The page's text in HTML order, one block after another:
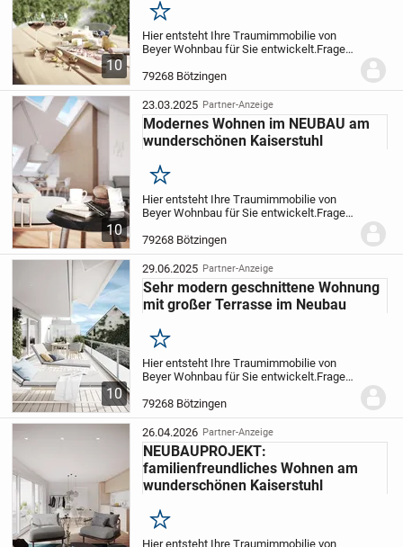
10
Merken
Hier entsteht Ihre Traumimmobilie von
Beyer Wohnbau für Sie entwickelt.Fragen
um sich für die 2026 entstehenden
Wohnungen voranzumelden.Das
Mehrfamilienha...
79268 Bötzingen
10
23.03.2025 Partner-Anzeige
Modernes Wohnen im NEUBAU am
wunderschönen Kaiserstuhl
Merken
Hier entsteht Ihre Traumimmobilie von
Beyer Wohnbau für Sie entwickelt.Fragen
um sich für die 2026 entstehenden
Wohnungen voranzumelden.Das
Mehrfamilienha...
79268 Bötzingen
10
29.06.2025 Partner-Anzeige
Sehr modern geschnittene Wohnung
mit großer Terrasse im Neubau
Merken
Hier entsteht Ihre Traumimmobilie von
Beyer Wohnbau für Sie entwickelt.Fragen
um sich für die 2026 entstehenden
Wohnungen voranzumelden.Das
Mehrfamilienha...
79268 Bötzingen
26.04.2026 Partner-Anzeige
NEUBAUPROJEKT:
familienfreundliches Wohnen am
wunderschönen Kaiserstuhl
Merken
Hier entsteht Ihre Traumimmobilie von